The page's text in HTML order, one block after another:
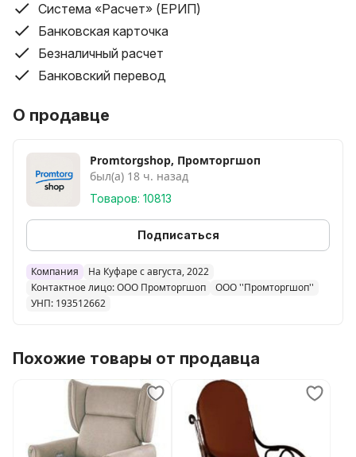
Система «Расчет» (ЕРИП)
Банковская карточка
Безналичный расчет
Банковский перевод
О продавце
Promtorgshop, Промторгшоп
был(а) 18 ч. назад
Товаров: 10813
Подписаться
Компания
На Куфаре с августа, 2022
Контактное лицо: ООО Промторгшоп
ООО ''Промторгшоп''
УНП: 193512662
Похожие товары от продавца